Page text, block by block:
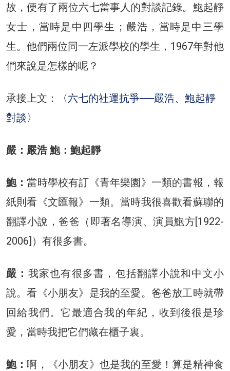
故，便有了兩位六七當事人的對談記錄。鮑起靜
女士，當時是中四學生；嚴浩，當時是中三學
生。他們兩位同一左派學校的學生，1967年對他
們來說是怎樣的呢？
承接上文：
〈六七的社運抗爭──嚴浩、鮑起靜
對談〉
嚴：嚴浩 鮑：鮑起靜
鮑：當時學校有訂《青年樂園》一類的書報，報
紙則看《文匯報》一類。當時我很喜歡看蘇聯的
翻譯小說，爸爸（即著名導演、演員鮑方[1922-
2006]）有很多書。
嚴： 我家也有很多書，包括翻譯小說和中文小
說。看《小朋友》是我的至愛。爸爸放工時就帶
回給我們。它最適合我的年紀，收到後很是珍
愛，當時我把它們藏在櫃子裏。
鮑：啊，《小朋友》也是我的至愛！算是精神食